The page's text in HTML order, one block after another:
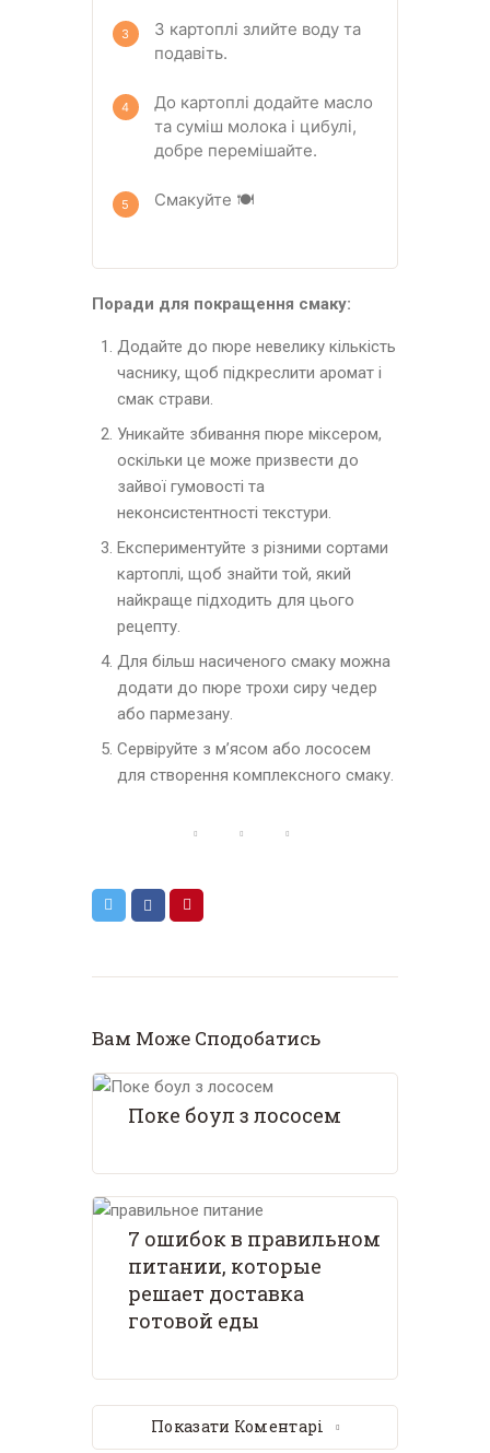
З картоплі злийте воду та
подавіть.
До картоплі додайте масло
та суміш молока і цибулі,
добре перемішайте.
Смакуйте 🍽️
Поради для покращення смаку:
Додайте до пюре невелику кількість
часнику, щоб підкреслити аромат і
смак страви.
Уникайте збивання пюре міксером,
оскільки це може призвести до
зайвої гумовості та
неконсистентності текстури.
Експериментуйте з різними сортами
картоплі, щоб знайти той, який
найкраще підходить для цього
рецепту.
Для більш насиченого смаку можна
додати до пюре трохи сиру чедер
або пармезану.
Сервіруйте з м’ясом або лососем
для створення комплексного смаку.
Вам Може Сподобатись
Поке боул з лососем
7 ошибок в правильном
питании, которые
решает доставка
готовой еды
Показати Коментарі